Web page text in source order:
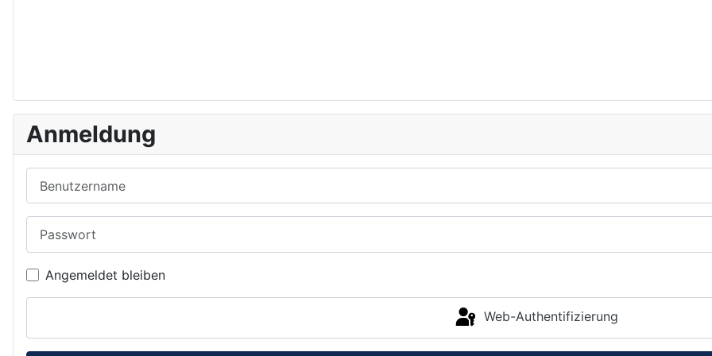
Anmeldung
Angemeldet bleiben
Web-Authentifizierung